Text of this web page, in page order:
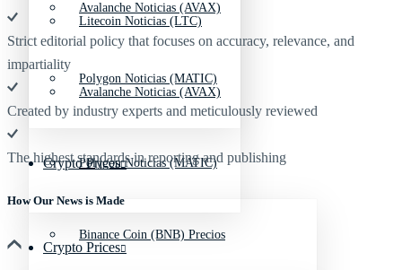
Avalanche Noticias (AVAX)
Polygon Noticias (MATIC)
Crypto Prices
Binance Coin (BNB) Precios
Litecoin Noticias (LTC)
Avalanche Noticias (AVAX)
Polygon Noticias (MATIC)
Crypto Prices
Strict editorial policy that focuses on accuracy, relevance, and
impartiality
Created by industry experts and meticulously reviewed
The highest standards in reporting and publishing
How Our News is Made